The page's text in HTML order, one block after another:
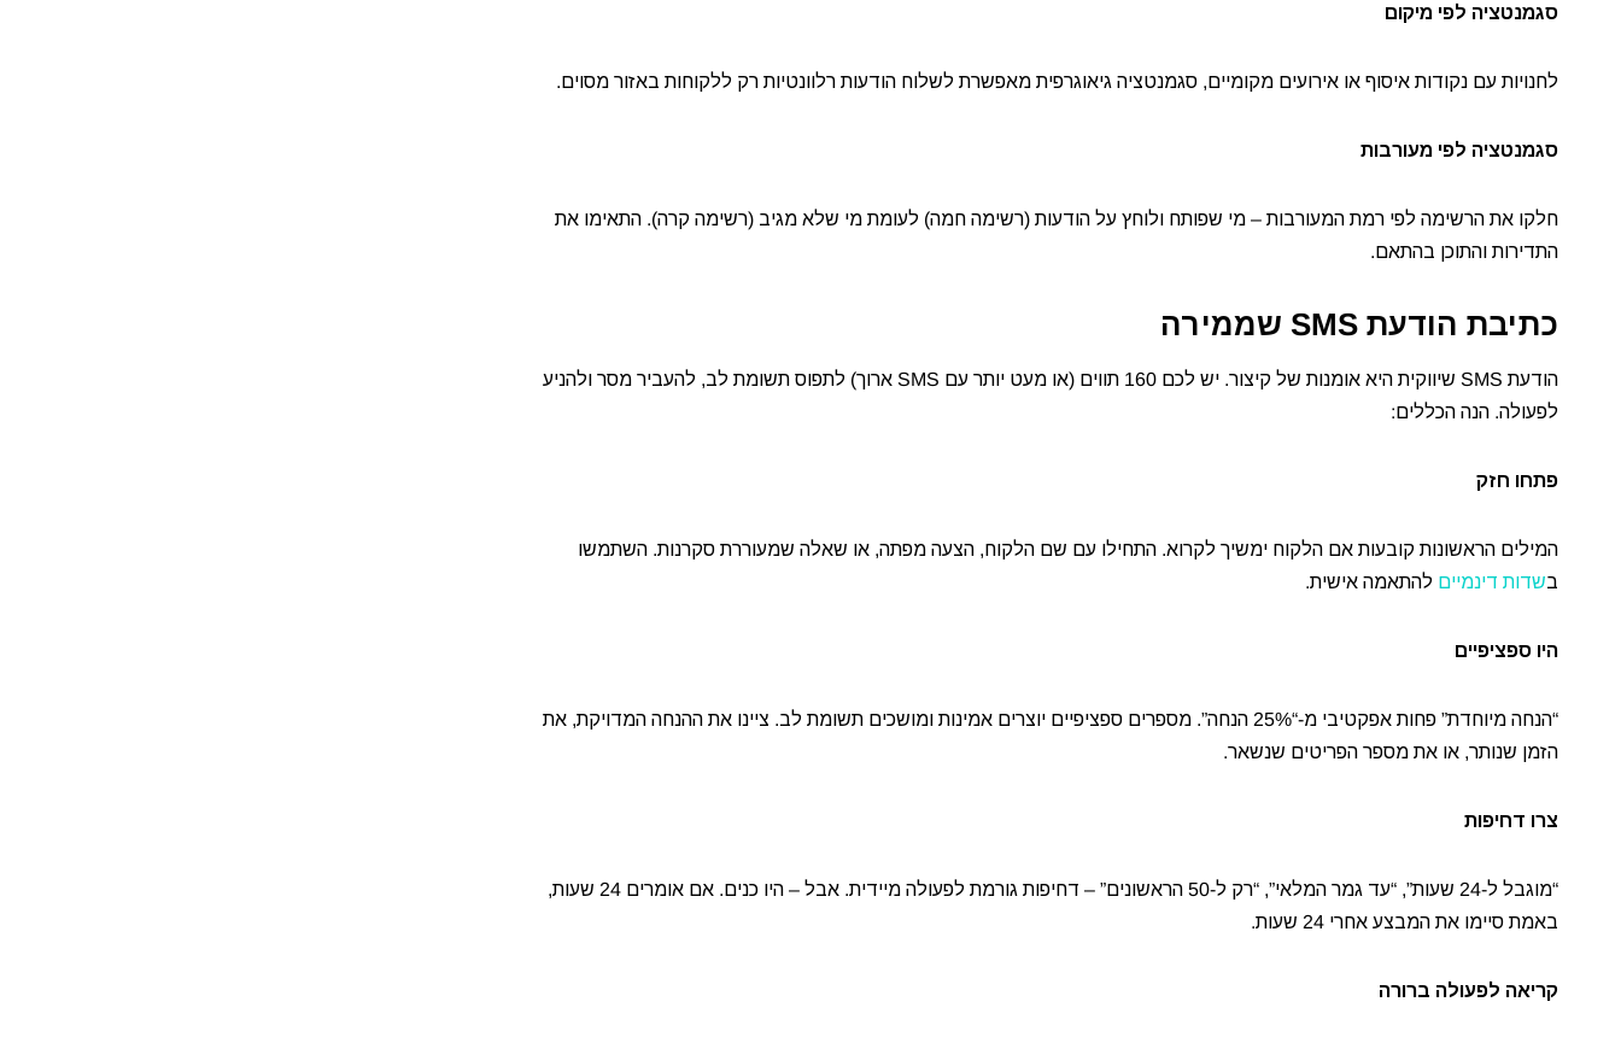
סגמנטציה לפי מיקום
לחנויות עם נקודות איסוף או אירועים מקומיים, סגמנטציה גיאוגרפית מאפשרת לשלוח הודעות רלוונטיות רק ללקוחות באזור מסוים.
סגמנטציה לפי מעורבות
חלקו את הרשימה לפי רמת המעורבות – מי שפותח ולוחץ על הודעות (רשימה חמה) לעומת מי שלא מגיב (רשימה קרה). התאימו את
התדירות והתוכן בהתאם.
כתיבת הודעת SMS שממירה
הודעת SMS שיווקית היא אומנות של קיצור. יש לכם 160 תווים (או מעט יותר עם SMS ארוך) לתפוס תשומת לב, להעביר מסר ולהניע
לפעולה. הנה הכללים:
פתחו חזק
המילים הראשונות קובעות אם הלקוח ימשיך לקרוא. התחילו עם שם הלקוח, הצעה מפתה, או שאלה שמעוררת סקרנות. השתמשו
בשדות דינמיים להתאמה אישית.
היו ספציפיים
“הנחה מיוחדת” פחות אפקטיבי מ-“25% הנחה”. מספרים ספציפיים יוצרים אמינות ומושכים תשומת לב. ציינו את ההנחה המדויקת, את
הזמן שנותר, או את מספר הפריטים שנשאר.
צרו דחיפות
“מוגבל ל-24 שעות”, “עד גמר המלאי”, “רק ל-50 הראשונים” – דחיפות גורמת לפעולה מיידית. אבל – היו כנים. אם אומרים 24 שעות,
באמת סיימו את המבצע אחרי 24 שעות.
קריאה לפעולה ברורה